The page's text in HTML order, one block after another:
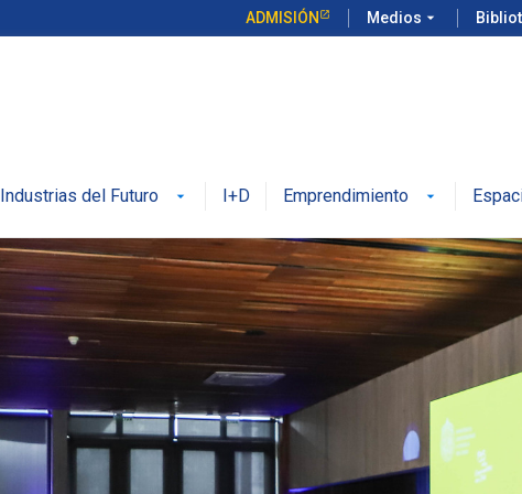
ADMISIÓN Medios arrow_drop_down
Industrias del Futuro I+D Emprendimiento